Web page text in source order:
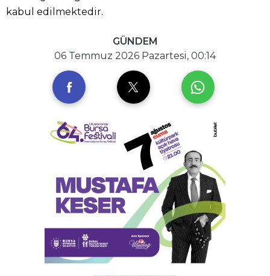
kabul edilmektedir.
GÜNDEM
06 Temmuz 2026 Pazartesi, 00:14